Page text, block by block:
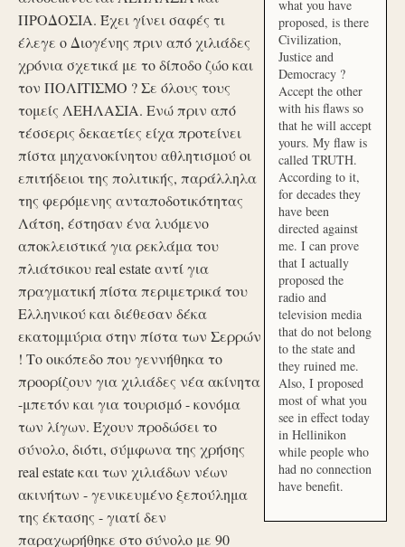
ΠΡΟΔΟΣΙΑ. Έχει γίνει σαφές τι
έλεγε ο Διογένης πριν από χιλιάδες
χρόνια σχετικά με το δίποδο ζώο και
τον ΠΟΛΙΤΙΣΜΟ ? Σε όλους τους
τομείς ΛΕΗΛΑΣΙΑ. Ενώ πριν από
τέσσερις δεκαετίες είχα προτείνει
πίστα μηχανοκίνητου αθλητισμού οι
επιτήδειοι της πολιτικής, παράλληλα
της φερόμενης ανταποδοτικότητας
Λάτση, έστησαν ένα λυόμενο
αποκλειστικά για ρεκλάμα του
πλιάτσικου real estate αντί για
πραγματική πίστα περιμετρικά του
Ελληνικού και διέθεσαν δέκα
εκατομμύρια στην πίστα των Σερρών
! Το οικόπεδο που γεννήθηκα το
προορίζουν για χιλιάδες νέα ακίνητα
-μπετόν και για τουρισμό - κονόμα
των λίγων. Έχουν προδώσει το
σύνολο, διότι, σύμφωνα της χρήσης
real estate και των χιλιάδων νέων
ακινήτων - γενικευμένο ξεπούλημα
της έκτασης - γιατί δεν
παραχωρήθηκε στο σύνολο με 90
what you have
proposed, is there
Civilization,
Justice and
Democracy ?
Accept the other
with his flaws so
that he will accept
yours. My flaw is
called TRUTH.
According to it,
for decades they
have been
directed against
me. I can prove
that I actually
proposed the
radio and
television media
that do not belong
to the state and
they ruined me.
Also, I proposed
most of what you
see in effect today
in Hellinikon
while people who
had no connection
have benefit.